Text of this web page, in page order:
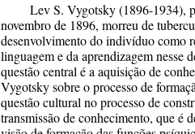
Lev S. Vygotsky (1896-1934),
novembro de 1896, morreu de
desenvolvimento do indivíduo como
linguagem e da aprendizagem nesse
questão central é a aquisição de
Vygotsky sobre o processo de
questão cultural no processo de
transmissão de conhecimento, que é